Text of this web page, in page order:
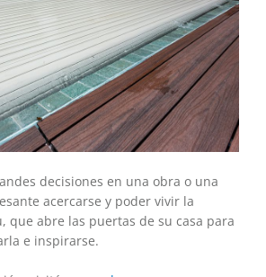
decisiones en una obra o una
acercarse y poder vivir la
que abre las puertas de su casa para
e inspirarse.